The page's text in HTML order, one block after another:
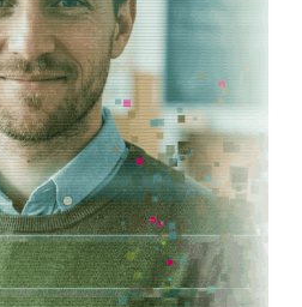
JSME TAM,
Naše